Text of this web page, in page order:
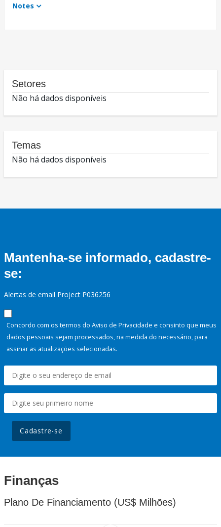
Notes
Setores
Não há dados disponíveis
Temas
Não há dados disponíveis
Mantenha-se informado, cadastre-
se:
Alertas de email Project P036256
Concordo com os termos do Aviso de Privacidade e consinto que meus
dados pessoais sejam processados, na medida do necessário, para
assinar as atualizações selecionadas.
Cadastre-se
Finanças
Plano De Financiamento (US$ Milhões)